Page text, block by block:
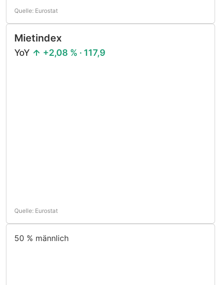
Quelle: Eurostat
Mietindex
YoY +2,08 % · 117,9
Quelle: Eurostat
50 % männlich